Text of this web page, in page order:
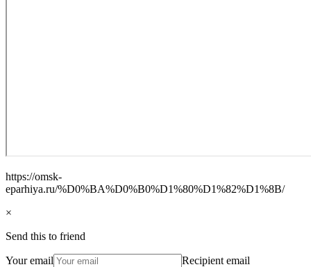
https://omsk-
eparhiya.ru/%D0%BA%D0%B0%D1%80%D1%82%D1%8B/
×
Send this to friend
Your email Recipient email